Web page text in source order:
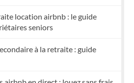
location airbnb : le guide
seniors
à la retraite : guide